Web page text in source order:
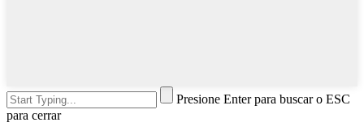
Presione Enter para buscar o ESC
para cerrar